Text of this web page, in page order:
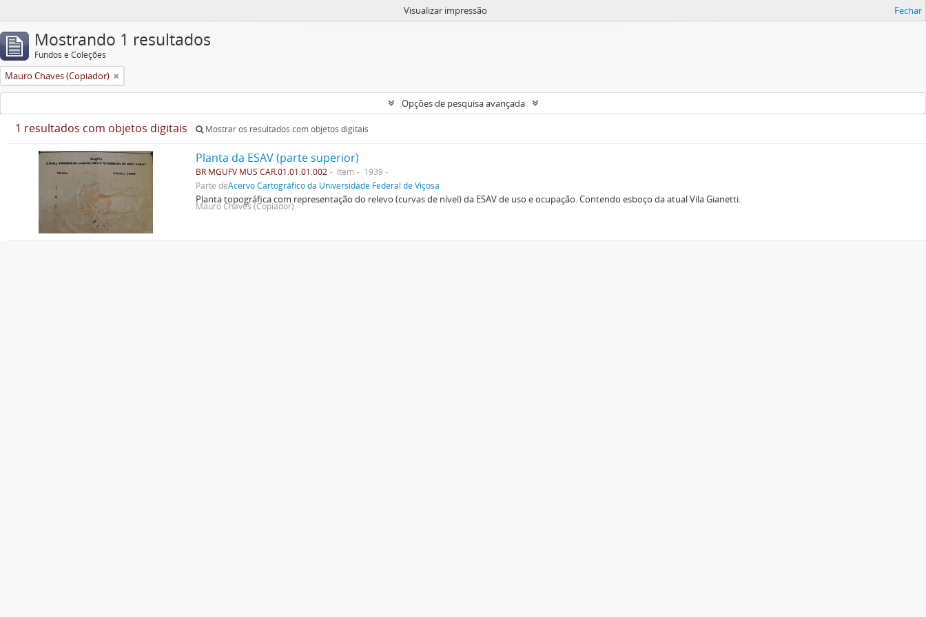
Visualizar impressão Fechar
Mostrando 1 resultados
Fundos e Coleções
Mauro Chaves (Copiador)
Opções de pesquisa avançada
1 resultados com objetos digitais Mostrar os resultados com objetos digitais
Planta da ESAV (parte superior)
BR MGUFV MUS CAR.01.01.01.002 Item
1939
Parte deAcervo Cartográfico da Universidade Federal de Viçosa
Planta topográfica com representação do relevo (curvas de nível) da ESAV de uso e ocupação. Contendo esboço da atual Vila Gianetti.
Mauro Chaves (Copiador)